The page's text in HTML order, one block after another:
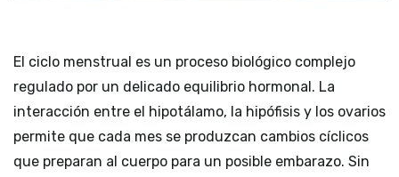
El ciclo menstrual es un proceso biológico complejo
regulado por un delicado equilibrio hormonal. La
interacción entre el hipotálamo, la hipófisis y los ovarios
permite que cada mes se produzcan cambios cíclicos
que preparan al cuerpo para un posible embarazo. Sin